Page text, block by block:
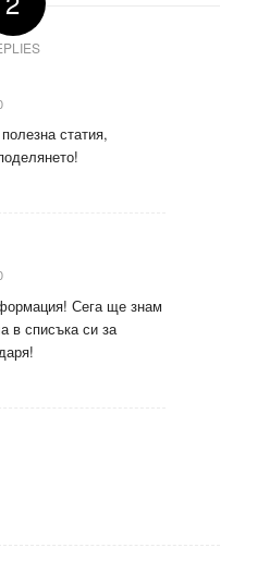
статия,
Сега ще знам
в списъка си за